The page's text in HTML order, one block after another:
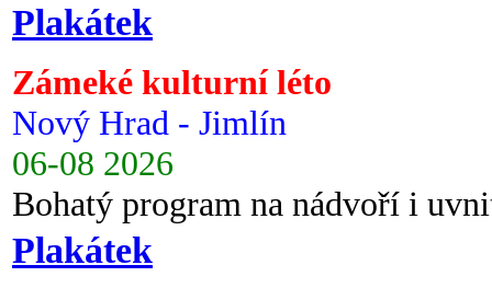
Plakátek
Zámeké kulturní léto
Nový Hrad - Jimlín
06-08 2026
Bohatý program na nádvoří i
Plakátek